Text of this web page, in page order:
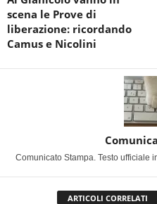
scena le Prove di
liberazione: ricordando
Camus e Nicolini
Comunicato Stampa. Testo ufficiale
ARTICOLI CORRELATI